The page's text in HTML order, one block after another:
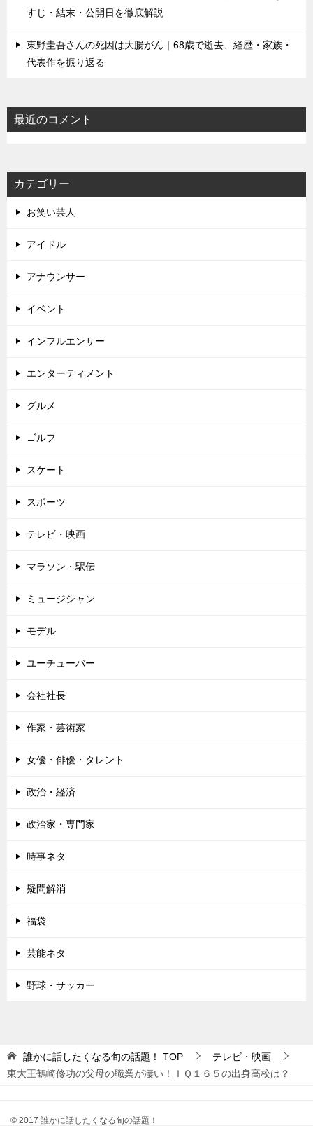
すじ・結末・公開日を徹底解説
東野圭吾さんの死因は大腸がん｜68歳で逝去、経歴・家族・
代表作を振り返る
最近のコメント
カテゴリー
お笑い芸人
アイドル
アナウンサー
イベント
インフルエンサー
エンターティメント
グルメ
ゴルフ
スケート
スポーツ
テレビ・映画
マラソン・駅伝
ミュージシャン
モデル
ユーチューバー
会社社長
作家・芸術家
女優・俳優・タレント
政治・経済
政治家・専門家
時事ネタ
疑問解消
福袋
芸能ネタ
野球・サッカー
誰かに話したくなる旬の話題！ TOP
テレビ・映画
東大王鶴崎修功の父母の職業が凄い！ＩＱ１６５の出身高校は？
© 2017 誰かに話したくなる旬の話題！